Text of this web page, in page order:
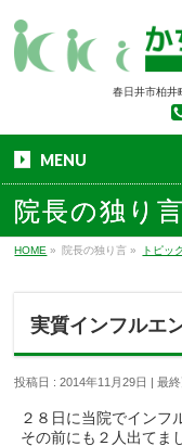
春日井市柏井
MENU
院長の独り言
HOME » 院長の独り言 » トピッ
実質インフルエ
投稿日 : 2014年11月29日 最
２８日に当院でインフ
その前にも２人出てま